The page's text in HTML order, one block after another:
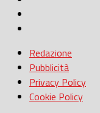
Redazione
Pubblicità
Privacy Policy
Cookie Policy